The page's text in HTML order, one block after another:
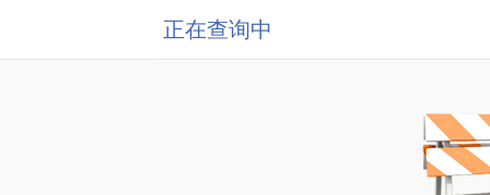
正在查询中